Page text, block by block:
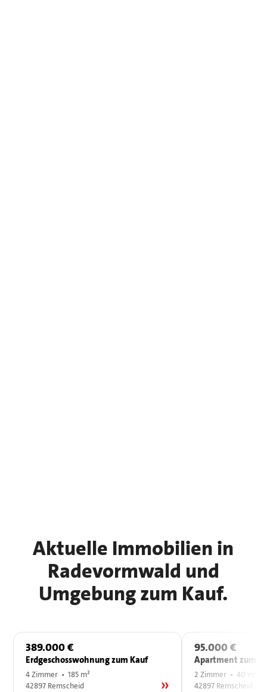
Aktuelle Immobilien in
Radevormwald und
Umgebung zum Kauf.
389.000 €
Erdgeschosswohnung zum Kauf
4 Zimmer • 185 m²
42897 Remscheid
95.000 €
Apartment zum
2 Zimmer • 40 m²
42897 Remscheid